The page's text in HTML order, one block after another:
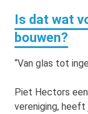
Is dat wat
bouwen?
“Van glas tot
Piet Hectors
vereniging, heeft